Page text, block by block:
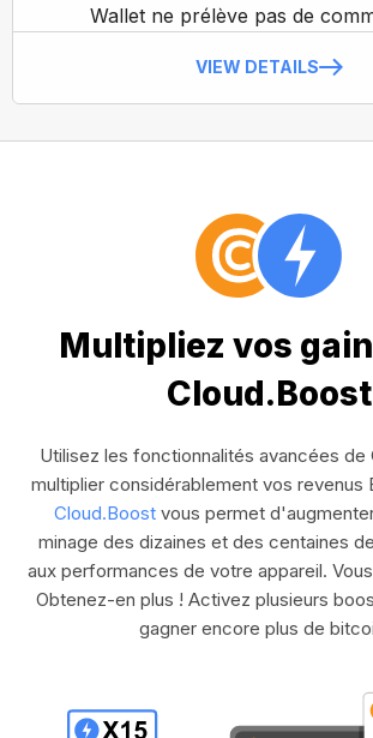
Wallet ne prélève pas de
VIEW DETAILS
Multipliez vos
Cloud.Boost
Utilisez les fonctionnalités avancées de
multiplier considérablement vos revenus
Cloud.Boostvous permet
minage des dizaines et des centaines
aux performances de votre appareil.
Obtenez-en plus ! Activez plusieurs
gagner encore plus de